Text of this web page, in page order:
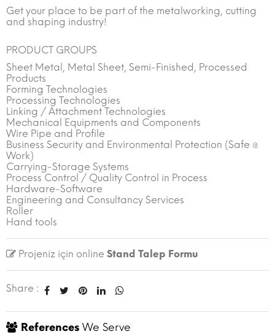
Get your place to be part of the metalworking, cutting
and shaping industry!
PRODUCT GROUPS
Sheet Metal, Metal Sheet, Semi-Finished, Processed
Products
Forming Technologies
Processing Technologies
Linking / Attachment Technologies
Mechanical Equipments and Components
Wire Pipe and Profile
Business Security and Environmental Protection (Safe @
Work)
Carrying-Storage Systems
Process Control / Quality Control in Process
Hardware-Software
Engineering and Consultancy Services
Roller
Hand tools
Projeniz için online Stand Talep Formu
Share :
References We Serve